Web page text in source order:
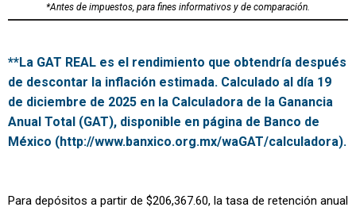
*Antes de impuestos, para fines informativos y de comparación.
**La GAT REAL es el rendimiento que obtendría después
de descontar la inflación estimada. Calculado al día 19
de diciembre de 2025 en la Calculadora de la Ganancia
Anual Total (GAT), disponible en página de Banco de
México (http://www.banxico.org.mx/waGAT/calculadora).
Para depósitos a partir de $206,367.60, la tasa de retención anual